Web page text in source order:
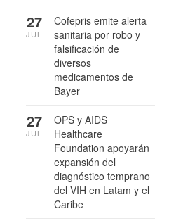
Cofepris emite alerta
sanitaria por robo y
falsificación de
diversos
medicamentos de
Bayer
27
JUL
OPS y AIDS
Healthcare
Foundation apoyarán
expansión del
diagnóstico temprano
del VIH en Latam y el
Caribe
27
JUL